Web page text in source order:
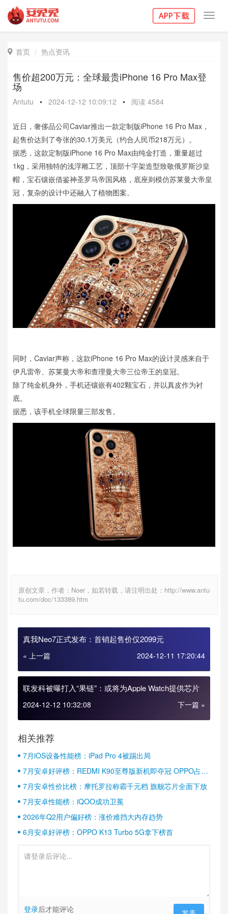
 首页 热点资讯
售价超200万元：全球最贵iPhone 16 Pro Max登
场
Antutu • 2024-12-12 10:09:12 • 阅读 4584
近日，奢侈品公司Caviar推出一款定制版iPhone 16 Pro Max，
起售价达到了夸张的30.1万美元（约合人民币218万元）。
据悉，这款定制版iPhone 16 Pro Max由纯金打造，重量超过
1kg，采用独特的浅浮雕工艺，顶部十字架造型致敬俄罗斯沙皇
帽，宝石镶嵌借鉴神圣罗马帝国风格，底座则模仿苏莱曼大帝皇
冠，复杂的设计中还融入了植物图案。
同时，Caviar声称，这款iPhone 16 Pro Max的设计灵感来自于
伊凡雷帝、苏莱曼大帝和查理曼大帝三位帝王的皇冠。
除了纯金机身外，手机还镶嵌有402颗宝石，并以真皮作为衬
底。
据悉，该手机全球限量三部发售。
原创文章，作者：Noer，如若转载，请注明出处：http://www.antu
tu.com/doc/133389.htm
真我Neo7正式发布：首销起售价仅2099元
« 上一篇 2024-12-11 17:20:44
联发科被曝打入“果链”：或将为Apple Watch提供芯片
2024-12-12 10:32:08 下一篇 »
相关推荐
7月iOS设备性能榜：iPad Pro 4被踢出局
7月安卓好评榜：REDMI K90至尊版新机即夺冠 OPPO占据
半壁江山
7月安卓性价比榜：摩托罗拉称霸千元档 旗舰芯片全面下放
7月安卓性能榜：iQOO成功卫冕
2026年Q2用户偏好榜：涨价难挡大内存趋势
6月安卓好评榜：OPPO K13 Turbo 5G拿下榜首
登录后才能评论